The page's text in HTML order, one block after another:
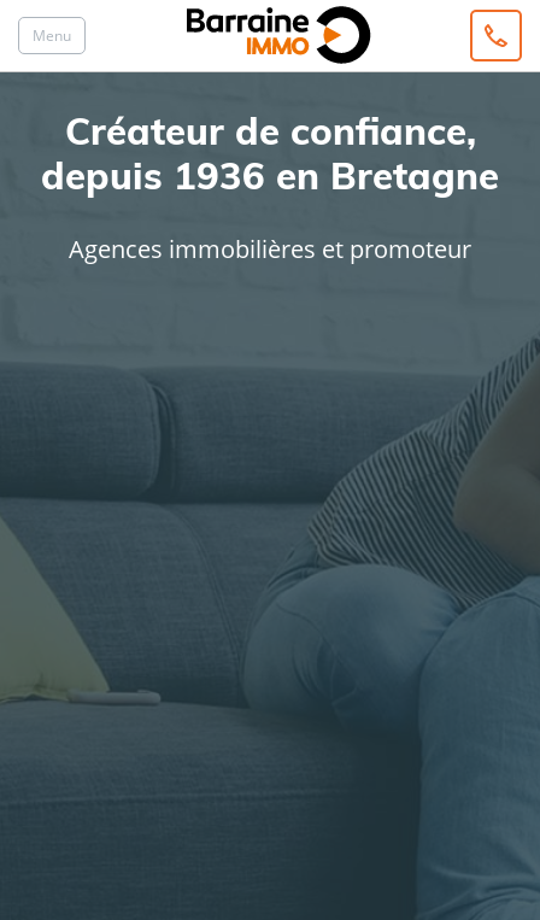
Menu
Créateur de confiance,
depuis 1936 en Bretagne
Agences immobilières et promoteur
Rayon